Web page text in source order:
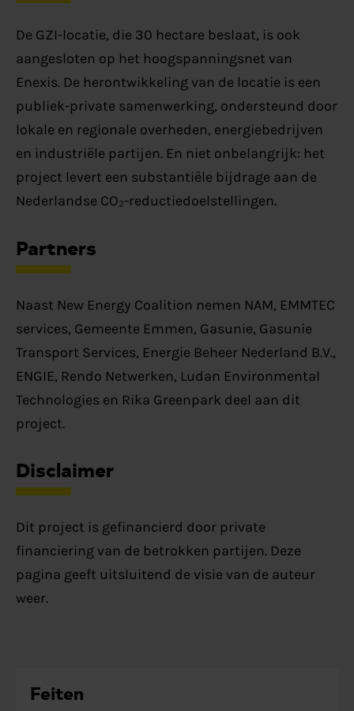
De GZI-locatie, die 30 hectare beslaat, is ook
aangesloten op het hoogspanningsnet van
Enexis. De herontwikkeling van de locatie is een
publiek-private samenwerking, ondersteund door
lokale en regionale overheden, energiebedrijven
en industriële partijen. En niet onbelangrijk: het
project levert een substantiële bijdrage aan de
Nederlandse CO₂-reductiedoelstellingen.
Partners
Naast New Energy Coalition nemen NAM, EMMTEC
services, Gemeente Emmen, Gasunie, Gasunie
Transport Services, Energie Beheer Nederland B.V.,
ENGIE, Rendo Netwerken, Ludan Environmental
Technologies en Rika Greenpark deel aan dit
project.
Disclaimer
Dit project is gefinancierd door private
financiering van de betrokken partijen. Deze
pagina geeft uitsluitend de visie van de auteur
weer.
Feiten